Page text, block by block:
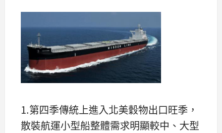
1.第四季傳統上進入北美穀物出口旺季，
散裝航運小型船整體需求明顯較中、大型